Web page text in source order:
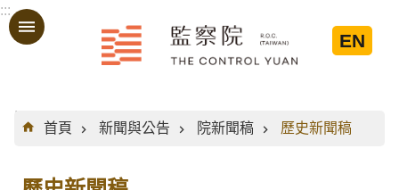
跳到主要內容區塊
:::
EN
:::
首頁
新聞與公告 院新聞稿 歷史新聞稿